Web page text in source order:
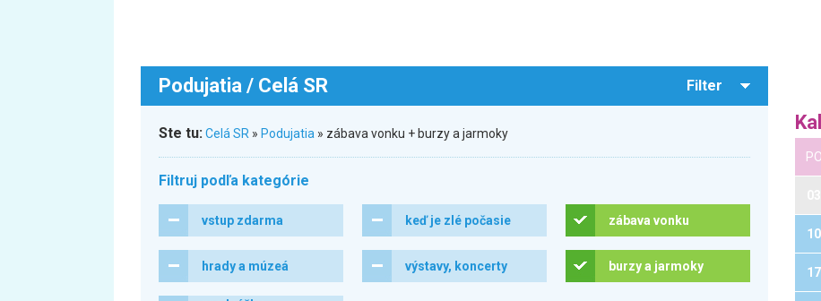
Podujatia / Celá SR Filter
Ste tu:Celá SR » Podujatia » zábava vonku + burzy a jarmoky
Filtruj podľa kategórie
vstup zdarma keď je zlé počasie zábava vonku
hrady a múzeá výstavy, koncerty burzy a jarmoky
PO
10
17